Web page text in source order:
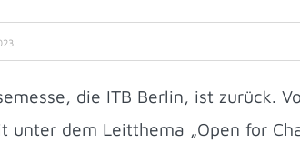
die ITB Berlin, ist zurück.
unter dem Leitthema „Open for